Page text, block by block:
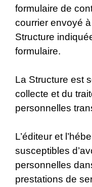
formulaire de
courrier envoyé
Structure
formulaire.
La Structure est
collecte et du
personnelles
L’éditeur et
susceptibles
personnelles
prestations de